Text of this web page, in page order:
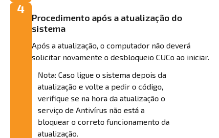
4
Procedimento após a atualização do
sistema
Após a atualização, o computador não deverá
solicitar novamente o desbloqueio CUCo ao iniciar.
Nota: Caso ligue o sistema depois da
atualização e volte a pedir o código,
verifique se na hora da atualização o
serviço de Antivírus não está a
bloquear o correto funcionamento da
atualização.